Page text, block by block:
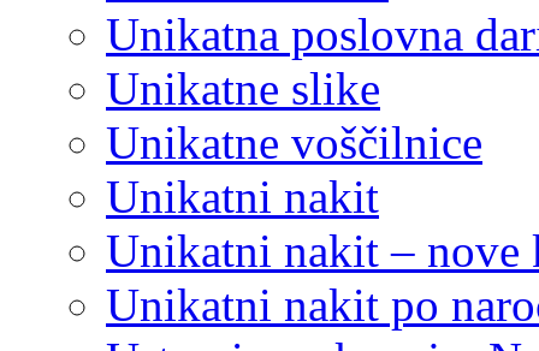
Unikatna poslovna
Unikatne slike
Unikatne voščilnice
Unikatni nakit
Unikatni nakit – nove
Unikatni nakit po